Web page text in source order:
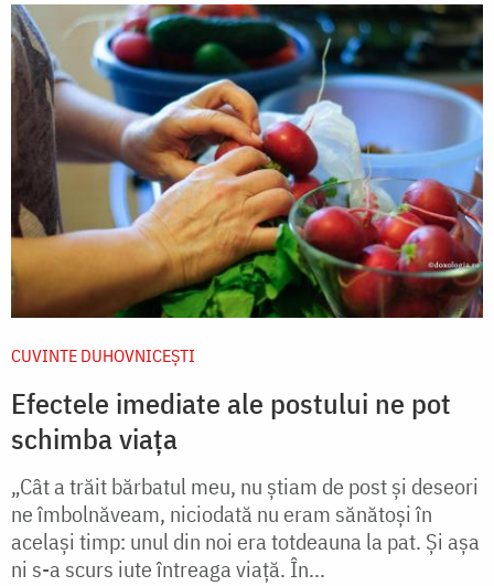
CUVINTE DUHOVNICEȘTI
Efectele imediate ale postului ne pot
schimba viața
„Cât a trăit bărbatul meu, nu știam de post și deseori
ne îmbolnăveam, niciodată nu eram sănătoși în
același timp: unul din noi era totdeauna la pat. Și așa
ni s-a scurs iute întreaga viață. În...